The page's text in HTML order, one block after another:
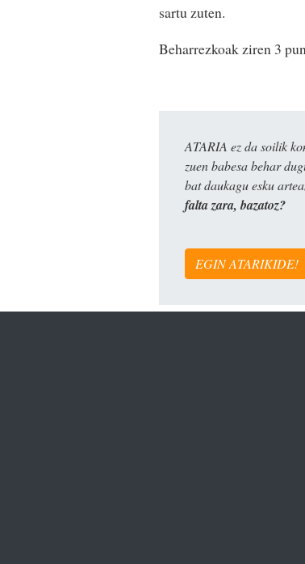
sartu zuten.
Beharrezkoak ziren 3
ATARIA ez da soilik
zuen babesa behar
bat daukagu esku
falta zara, bazatoz?
EGIN ATARIKIDE!